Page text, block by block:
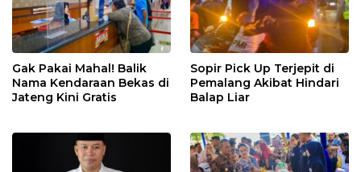
Gak Pakai Mahal! Balik
Nama Kendaraan Bekas di
Jateng Kini Gratis
Sopir Pick Up Terjepit di
Pemalang Akibat Hindari
Balap Liar